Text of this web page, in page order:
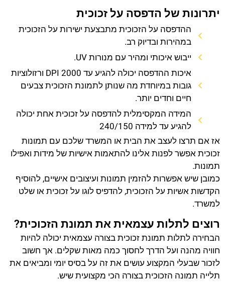
יתרונות של הדפסה על זכוכית
ההדפסה על הזכוכית מתבצעת ישירות על הזכוכית
במהירות ובדיוק רב.
ייבוש איכותי ומהיר עם מנורות UV.
איכות ההדפסה יכולה להגיע עד 2000 DPI ורזולוציות
גובות במיוחדת מה שנותן לתמונת הזכוכית צבעים
חיים וחדים יותר.
המידה המקסימלית להדפסה על זכוכית אחת יכולה
להגיע עד למידה 240/150
אז אם תרצו לעצב את הבית או המשרד שלכם עם תמונות
זכוכית אפשר לפנות אלינו להתאמות אישיות של מידות ואפילו
תמונות.
כמובן שיש אפשרות להזמין תמונות ועיצובים אישיים, להוסיף
הקדשות אשיות על הזכוכית, להדפיס לוגו על זכוכית או שלט
למשרד.
רוצים לתלות עצמאית את תמונת הזכוכית?
הבחירה לתלות תמונת זכוכית בצורה עצמאית יכולה להיות
חוויה מהנה ועל הדרך לחסוך כמה מאות שקלים. אך חשוב
לזכור שבעלי המקצוע עושים את זה על בסיס יומי ומביאים את
תלייה תמונה הזכוכית בצורה הכי מקצועית שיש.